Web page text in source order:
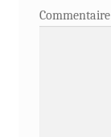
Commentaire